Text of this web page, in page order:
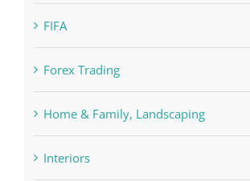
FIFA
Forex Trading
Home & Family, Landscaping
Interiors